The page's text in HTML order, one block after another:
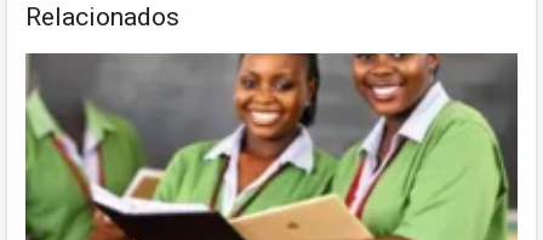
Relacionados